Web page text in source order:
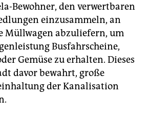
Bewohner, den verwertbaren
einzusammeln, an
Müllwagen abzuliefern, um
Busfahrscheine,
Gemüse zu erhalten. Dieses
davor bewahrt, große
der Kanalisation